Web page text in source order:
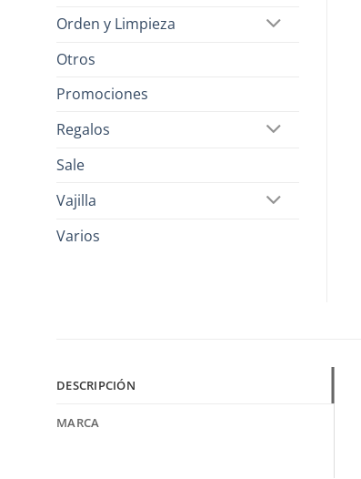
Orden y Limpieza
Otros
Promociones
Regalos
Sale
Vajilla
Varios
DESCRIPCIÓN
MARCA